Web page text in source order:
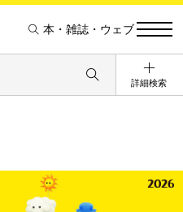
本・雑誌・ウェブ
詳細検索